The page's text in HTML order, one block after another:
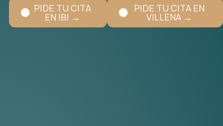
PIDE TU CITA
EN IBI →
PIDE TU CITA EN
VILLENA →